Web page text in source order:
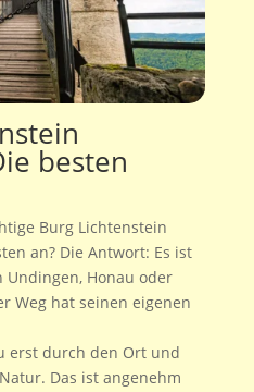
besten
Burg Lichtenstein
an? Die Antwort: Es ist
Undingen, Honau oder
Weg hat seinen eigenen
erst durch den Ort und
Das ist angenehm